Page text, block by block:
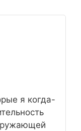
я когда-